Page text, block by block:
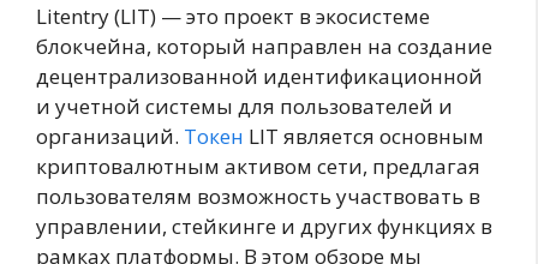
Litentry (LIT) — это проект в экосистеме
блокчейна, который направлен на создание
децентрализованной идентификационной
и учетной системы для пользователей и
организаций. Токен LIT является основным
криптовалютным активом сети, предлагая
пользователям возможность участвовать в
управлении, стейкинге и других функциях в
рамках платформы. В этом обзоре мы